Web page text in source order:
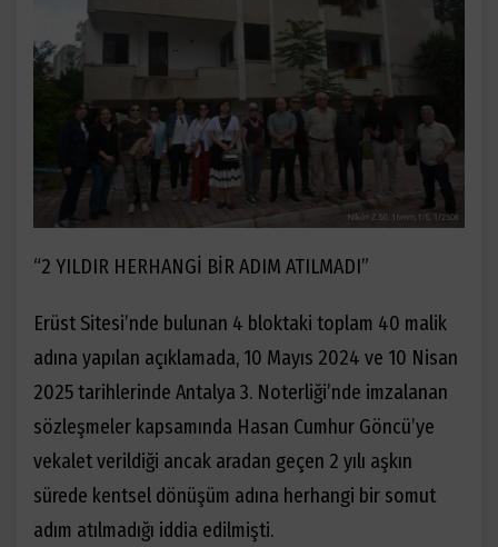
“2 YILDIR HERHANGİ BİR ADIM ATILMADI”
Erüst Sitesi’nde bulunan 4 bloktaki toplam 40 malik
adına yapılan açıklamada, 10 Mayıs 2024 ve 10 Nisan
2025 tarihlerinde Antalya 3. Noterliği’nde imzalanan
sözleşmeler kapsamında Hasan Cumhur Göncü’ye
vekalet verildiği ancak aradan geçen 2 yılı aşkın
sürede kentsel dönüşüm adına herhangi bir somut
adım atılmadığı iddia edilmişti.